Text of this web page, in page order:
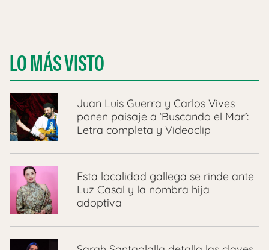
LO MÁS VISTO
Juan Luis Guerra y Carlos Vives
ponen paisaje a ‘Buscando el Mar’:
Letra completa y Videoclip
Esta localidad gallega se rinde ante
Luz Casal y la nombra hija
adoptiva